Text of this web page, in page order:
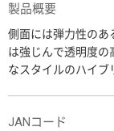
製品概要
側面には弾力性のあ
は強じんで透明度の
なスタイルのハイブ
JANコード